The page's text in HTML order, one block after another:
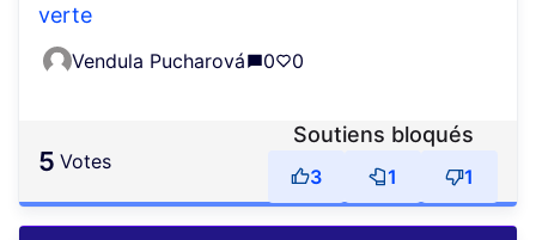
verte
Vendula Pucharová 0 0
5 votes
Soutiens bloqués
3 1 1